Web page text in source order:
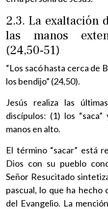
2.3. La exaltación
las manos
(24,50-51)
“Los sacó hasta cerca de
los bendijo” (24,50).
Jesús realiza las
discípulos: (1) los
manos en alto.
El término “sacar” está
Dios con su pueblo
Señor Resucitado
pascual, lo que ha hecho
del Evangelio. La